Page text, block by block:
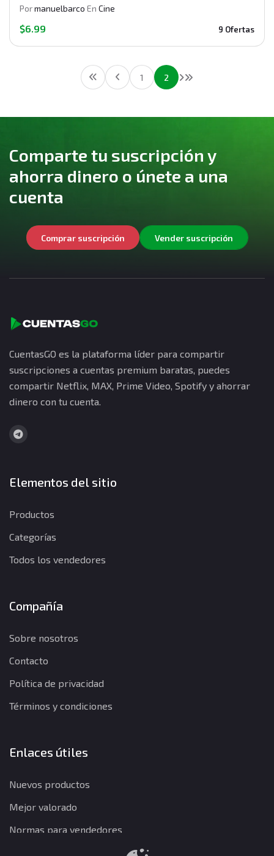
Pormanuelbarco En Cine
$6.99 9 Ofertas
1 2
Comparte tu suscripción y
ahorra dinero o únete a una
cuenta
Comprar suscripción Vender suscripción
CuentasGO es la plataforma líder para compartir
suscripciones a cuentas premium baratas, puedes
compartir Netflix, MAX, Prime Video, Spotify y ahorrar
dinero con tu cuenta.
Elementos del sitio
Productos
Categorías
Todos los vendedores
Compañía
Sobre nosotros
Contacto
Política de privacidad
Términos y condiciones
Enlaces útiles
Nuevos productos
Mejor valorado
Normas para vendedores